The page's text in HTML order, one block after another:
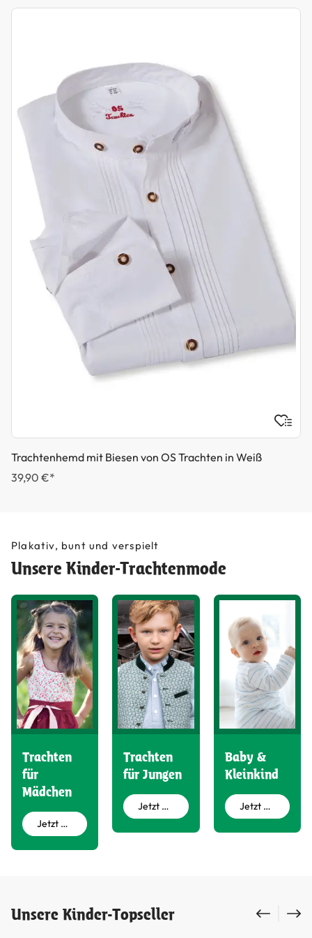
Trachtenhemd mit Biesen von OS Trachten in Weiß
39,90 €*
Plakativ, bunt und verspielt
Unsere Kinder-Trachtenmode
Trachten
für
Mädchen
Jetzt entdecken
Trachten
für Jungen
Jetzt entdecken
Baby &
Kleinkind
Jetzt entdecken
Produktgalerie überspringen
Unsere Kinder-Topseller